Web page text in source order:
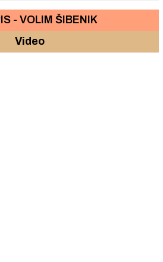
- VOLIM ŠIBENIK
Video